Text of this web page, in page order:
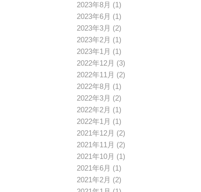
2023年8月 (1)
2023年6月 (1)
2023年3月 (2)
2023年2月 (1)
2023年1月 (1)
2022年12月 (3)
2022年11月 (2)
2022年8月 (1)
2022年3月 (2)
2022年2月 (1)
2022年1月 (1)
2021年12月 (2)
2021年11月 (2)
2021年10月 (1)
2021年6月 (1)
2021年2月 (2)